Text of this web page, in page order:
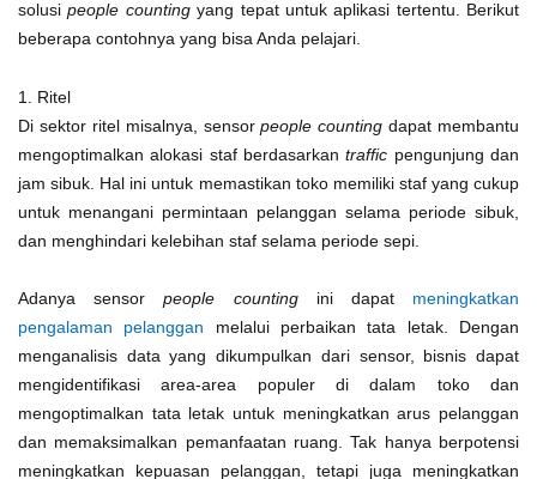
solusipeople countingyang tepat untuk aplikasi tertentu. Berikut
beberapa contohnya yang bisa Anda pelajari.
1. Ritel
Di sektor ritel misalnya, sensorpeople counting dapat membantu
mengoptimalkan alokasi staf berdasarkantraffic pengunjung dan
jam sibuk. Hal ini untuk memastikan toko memiliki staf yang cukup
untuk menangani permintaan pelanggan selama periode sibuk,
dan menghindari kelebihan staf selama periode sepi.
Adanya sensorpeople countingini dapat meningkatkan
pengalaman pelanggan melalui perbaikan tata letak. Dengan
menganalisis data yang dikumpulkan dari sensor, bisnis dapat
mengidentifikasi area-area populer di dalam toko dan
mengoptimalkan tata letak untuk meningkatkan arus pelanggan
dan memaksimalkan pemanfaatan ruang. Tak hanya berpotensi
meningkatkan kepuasan pelanggan, tetapi juga meningkatkan